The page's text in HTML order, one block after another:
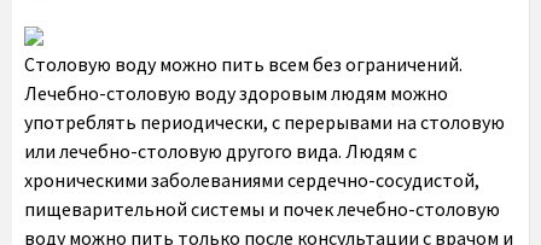
Столовую воду можно пить всем без ограничений.
Лечебно-столовую воду здоровым людям можно
употреблять периодически, с перерывами на столовую
или лечебно-столовую другого вида. Людям с
хроническими заболеваниями сердечно-сосудистой,
пищеварительной системы и почек лечебно-столовую
воду можно пить только после консультации с врачом и